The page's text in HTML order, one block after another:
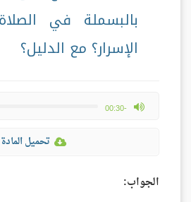
بالبسملة في
الإسرار؟ مع الدليل؟
-00:30
max volume
تحميل المادة
الجواب: